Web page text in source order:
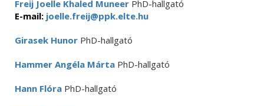
Freij Joelle Khaled Muneer PhD-hallgató
E-mail: joelle.freij@ppk.elte.hu
Girasek Hunor PhD-hallgató
Hammer Angéla Márta PhD-hallgató
Hann Flóra PhD-hallgató